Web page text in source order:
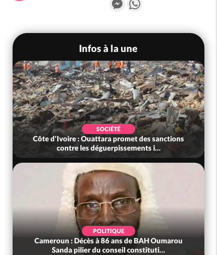
Infos à la une
SOCIÉTÉ
Côte d'Ivoire : Ouattara promet des sanctions
contre les déguerpissements i...
POLITIQUE
Cameroun : Décès à 86 ans de BAH Oumarou
Sanda pilier du conseil constituti...